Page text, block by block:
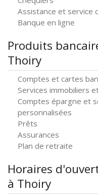
Assistance et service
Banque en ligne
Produits
Thoiry
Comptes et cartes
Services immobiliers
Comptes épargne et
personnalisées
Prêts
Assurances
Plan de retraite
Horaires
à Thoiry